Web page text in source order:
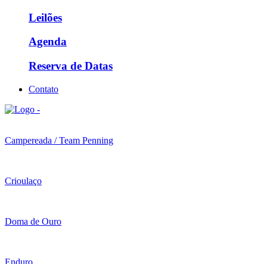
Leilões
Agenda
Reserva de Datas
Contato
Campereada / Team Penning
Crioulaço
Doma de Ouro
Enduro